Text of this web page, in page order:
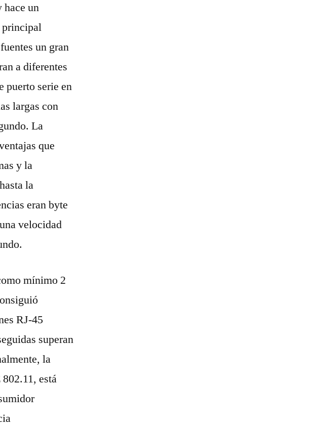
hace un
principal
un gran
a diferentes
puerto serie en
largas con
La
que
y la
la
eran byte
velocidad
mínimo 2
RJ-45
superan
la
está